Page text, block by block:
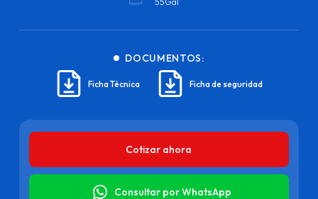
DOCUMENTOS:
Ficha Técnica Ficha de seguridad
Cotizar ahora
Consultar por WhatsApp